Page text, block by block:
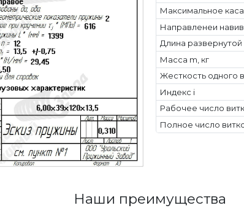
Максимальное
Направленеи
Длина
Масса m, кг
Жесткость одного
Индекс i
Рабочее число
Полное число
Наши преимущества